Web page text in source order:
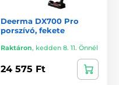
Deerma DX700 Pro
porszívó, fekete
Raktáron, kedden 8. 11. Önnél
24 575 Ft